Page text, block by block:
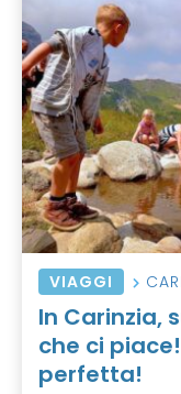
VIAGGI
In Carinzia,
che ci
perfetta!